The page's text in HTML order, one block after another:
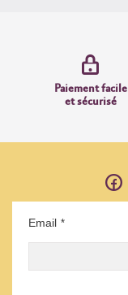
Paiement facile
et sécurisé
Email *